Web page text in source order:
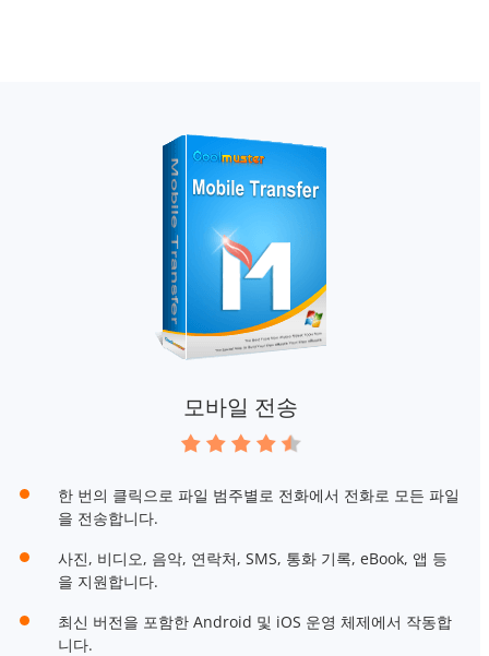
모바일 전송
한 번의 클릭으로 파일 범주별로 전화에서 전화로 모든 파일
을 전송합니다.
사진, 비디오, 음악, 연락처, SMS, 통화 기록, eBook, 앱 등
을 지원합니다.
최신 버전을 포함한 Android 및 iOS 운영 체제에서 작동합
니다.